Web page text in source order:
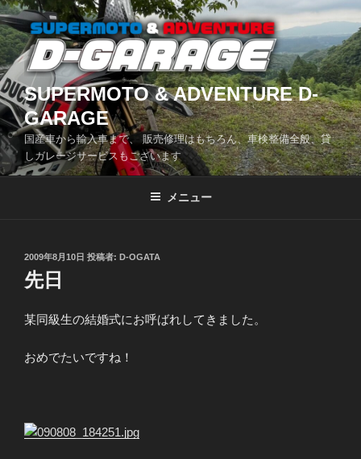
コ
ン
テ
ン
ツ
へ
ス
キ
ッ
SUPERMOTO & ADVENTURE D-
GARAGE
国産車から輸入車まで、 販売修理はもちろん、車検整備全般、貸
しガレージサービスもございます
メニュー
投
稿
日:
2009年8月10日 投稿者: D-OGATA
先日
某同級生の結婚式にお呼ばれしてきました。
おめでたいですね！